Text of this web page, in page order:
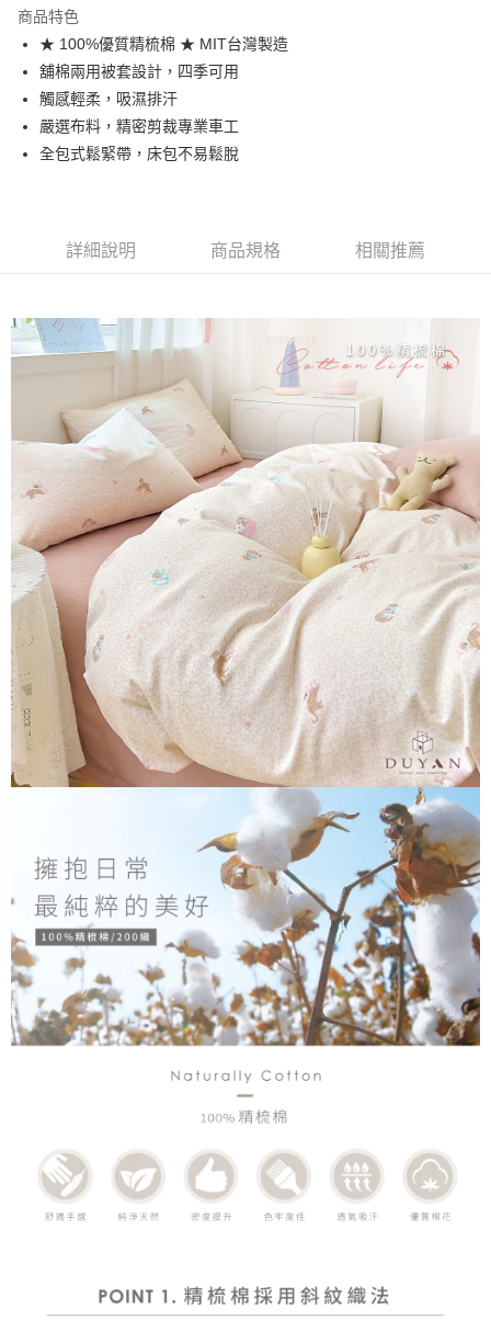
合作金庫商業銀行
華南商業銀行
彰化商業銀行
上海商業儲蓄銀行
國泰世華商業銀行
臺灣中小企業銀行
匯豐（台灣）商業銀行
聯邦商業銀行
台灣樂天信用卡公司
超商取貨付款
LINE Pay
Apple Pay
悠遊付
【大哥付你分期使用說明】
1.本服務由台灣大哥大提供，台灣大哥大用戶可立即使用無須另外申請。
2.付款方式選擇「大哥付你分期」，訂單成立後會自動跳轉到大哥付的交易
流程，驗證手機門號後，選擇欲分期的期數、繳款截止日，確認付款後即完
成交易。
3.實際核准額度、可分期數及費用金額請依後續交易確認頁面所載為準。
4.訂單成立30分鐘內，如未前往確認交易或遇審核未通過，訂單將自動取
消。如遇「轉專審核」未通過狀況，表示未達大哥付你分期系統評分，恕無
法說明評估內容。
【繳款方式說明】
1.分期款項不併入電信帳單，「大哥付你分期」於每月結算日後寄送繳費提
醒簡訊。
2.透過簡訊連結打開帳單後，可選擇「超商條碼／台灣大直營門市／銀行轉
帳／街口支付／iPASS MONEY」等通路繳費。
【注意事項】
1.本服務係由「台灣大哥大股份有限公司」（以下簡稱本公司）所提供，讓
用戶於交易時，得透過本服務購買商品或服務，並由商店將買賣／分期付款
買賣價金債權讓與本公司後，依約使用本公司帳單繳交帳款。
2.基於同意付款使用「大哥付你分期」之契約關係目的，商店將以您的個人
資料（包含姓名、電話或地址）提供予台灣大哥大進項蒐集、處理及利用，
由本公司與您本人進行分期帳單所需資料之確認、核對及更正。
3.完整用戶服務條款，請詳閱以下連結： https://oppay.tw/userRule
AFTEE先享後付
【關於「AFTEE先享後付」】
AFTEE先享後付是「在收到商品之後才付款」的支付方式。 讓您購物簡單
便利好安心！
１．簡單：不需註冊會員、不需綁卡、不需儲值。
２．便利：只要手機號碼，簡訊認證，即可結帳。
３．安心：先確認商品／服務後，再付款。
【「AFTEE先享後付」結帳流程】
１．於結帳方式選擇「AFTEE先享後付」後，將跳轉至「AFTEE先享後付」
結帳頁面，進行簡訊認證並確認金額後，即可完成結帳。
２．訂單成立數日內，您將收到繳費通知簡訊。
３．收到繳費通知簡訊後14天內，點擊此簡訊中的連結，可透過四大超商／
ATM／網路銀行／等多元方式進行付款，方視為交易完成。
※ 請注意：結帳手續完成當下不需立刻繳費，但若您需要取消訂單，請聯絡
購買商品的店家。未經商家同意取消之訂單仍視為有效，需透過AFTEE先享
後付繳納相關費用。
※ 交易是否成功請以「AFTEE先享後付 」之結帳頁面顯示為準，若有關於
是否繳費成功／繳費後需取消欲退款等相關疑問，請聯繫「AFTEE先享後付
客戶支援中心」
https://netprotections.freshdesk.com/support/home
【注意事項】
１．透過由恩沛科技股份有限公司提供之「AFTEE先享後付」服務完成之交
易，需依本服務之必要範圍內提供個人資料，並將交易相關給付款項請求債
權轉讓予恩沛科技股份有限公司。
２．關於個人資料處理事宜，請瀏覽以下網址：
https://aftee.tw/terms/#terms3
３．未成年的使用者請事先徵得法定代理人或監護人之同意方可使用
「AFTEE先享後付」，若未經同意申辦者引起之損失，本公司不負相關責
任。
４．使用「AFTEE先享後付」時，將依據個別帳號之用戶狀況，依本公司即
時審查核予不同之上限額度；若仍有額度不足之情形，本公司將視審查結果
請求用戶進行身份認證。
５．嚴禁一人註冊多個帳號或使用他人資訊註冊。若發現惡意使用之情形，
恩沛科技股份有限公司將有權停止該用戶之使用額度並採取法律行動。
Hami Point
相關說明
「Hami Point」為中華電信所提供之點數服務，可於會員專區綁定中華電信
會員帳號後，即可在購物車使用 Hami Point 折抵消費金額 (1點等於1元)。
ATM付款
運送方式
全家取貨付款
每筆NT$60，滿NT$699(含以上)免運費
付款後全家取貨
每筆NT$60，滿NT$699(含以上)免運費
7-11取貨付款
每筆NT$60，滿NT$999(含以上)免運費
付款後7-11取貨
每筆NT$60，滿NT$999(含以上)免運費
每筆NT$80，滿NT$999(含以上)免運費
商品特色
★ 100%優質精梳棉 ★ MIT台灣製造
舖棉兩用被套設計，四季可用
觸感輕柔，吸濕排汗
嚴選布料，精密剪裁專業車工
全包式鬆緊帶，床包不易鬆脫
詳細說明 商品規格 相關推薦